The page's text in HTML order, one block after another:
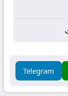
Telegram